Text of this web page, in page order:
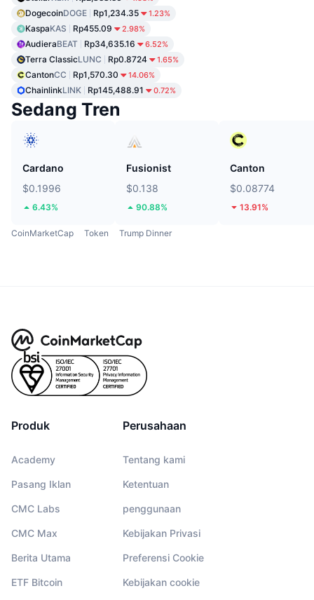
DogecoinDOGE Rp1,234.35 1.23%
KaspaKAS Rp455.09 2.98%
AudieraBEAT Rp34,635.16 6.52%
Terra ClassicLUNC Rp0.8724 1.65%
CantonCC Rp1,570.30 14.06%
ChainlinkLINK Rp145,488.91 0.72%
Sedang Tren
Cardano
$0.1996
6.43%
Fusionist
$0.138
90.88%
Canton
$0.08774
13.91%
CoinMarketCap Token Trump Dinner
Produk
Academy
Pasang Iklan
CMC Labs
CMC Max
Berita Utama
ETF Bitcoin
Perusahaan
Tentang kami
Ketentuan
penggunaan
Kebijakan Privasi
Preferensi Cookie
Kebijakan cookie